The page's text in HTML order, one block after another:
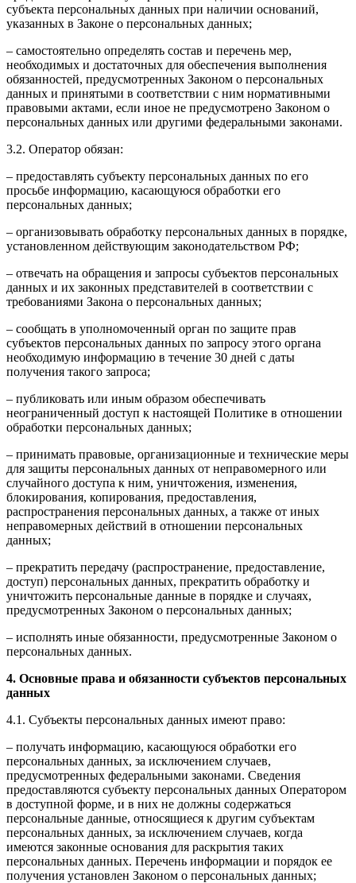
субъекта персональных данных при наличии оснований,
указанных в Законе о персональных данных;
– самостоятельно определять состав и перечень мер,
необходимых и достаточных для обеспечения выполнения
обязанностей, предусмотренных Законом о персональных
данных и принятыми в соответствии с ним нормативными
правовыми актами, если иное не предусмотрено Законом о
персональных данных или другими федеральными законами.
3.2. Оператор обязан:
– предоставлять субъекту персональных данных по его
просьбе информацию, касающуюся обработки его
персональных данных;
– организовывать обработку персональных данных в порядке,
установленном действующим законодательством РФ;
– отвечать на обращения и запросы субъектов персональных
данных и их законных представителей в соответствии с
требованиями Закона о персональных данных;
– сообщать в уполномоченный орган по защите прав
субъектов персональных данных по запросу этого органа
необходимую информацию в течение 30 дней с даты
получения такого запроса;
– публиковать или иным образом обеспечивать
неограниченный доступ к настоящей Политике в отношении
обработки персональных данных;
– принимать правовые, организационные и технические меры
для защиты персональных данных от неправомерного или
случайного доступа к ним, уничтожения, изменения,
блокирования, копирования, предоставления,
распространения персональных данных, а также от иных
неправомерных действий в отношении персональных
данных;
– прекратить передачу (распространение, предоставление,
доступ) персональных данных, прекратить обработку и
уничтожить персональные данные в порядке и случаях,
предусмотренных Законом о персональных данных;
– исполнять иные обязанности, предусмотренные Законом о
персональных данных.
4. Основные права и обязанности субъектов персональных
данных
4.1. Субъекты персональных данных имеют право:
– получать информацию, касающуюся обработки его
персональных данных, за исключением случаев,
предусмотренных федеральными законами. Сведения
предоставляются субъекту персональных данных Оператором
в доступной форме, и в них не должны содержаться
персональные данные, относящиеся к другим субъектам
персональных данных, за исключением случаев, когда
имеются законные основания для раскрытия таких
персональных данных. Перечень информации и порядок ее
получения установлен Законом о персональных данных;